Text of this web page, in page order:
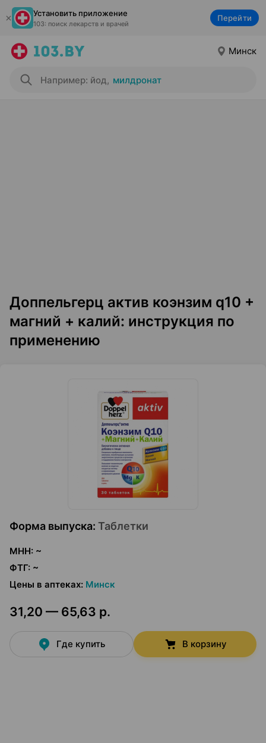
Установить приложение
103: поиск лекарств и врачей
Перейти
Минск
Например: йод, милдронат
Доппельгерц актив коэнзим q10 +
магний + калий: инструкция по
применению
Форма выпуска: Таблетки
МНН: ~
ФТГ: ~
Цены в аптеках: Минск
31,20 — 65,63 р.
Где купить В корзину